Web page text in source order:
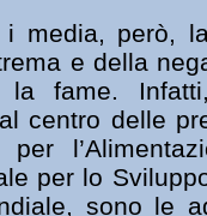
media, però,
e della
la fame.
centro delle
per
per lo
sono le